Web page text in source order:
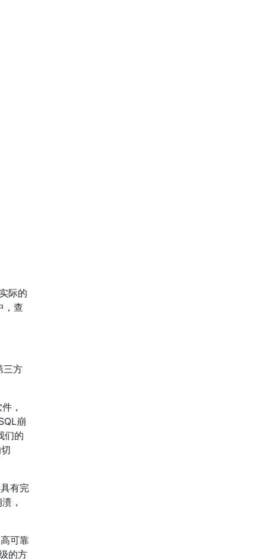
际的
，查
三方
，
崩
们的
有完
，
可靠
的方